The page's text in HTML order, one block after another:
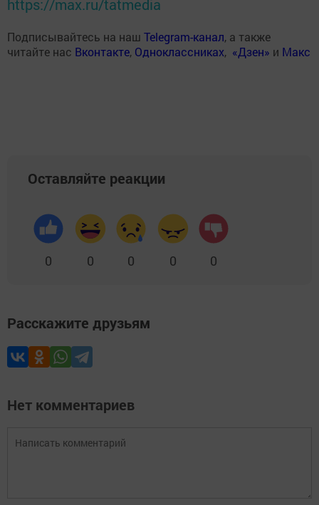
https://max.ru/tatmedia
Подписывайтесь на наш Telegram-канал, а также
читайте нас Вконтакте, Одноклассниках, «Дзен» и Макс
Оставляйте реакции
0 0 0 0 0
Расскажите друзьям
Нет комментариев